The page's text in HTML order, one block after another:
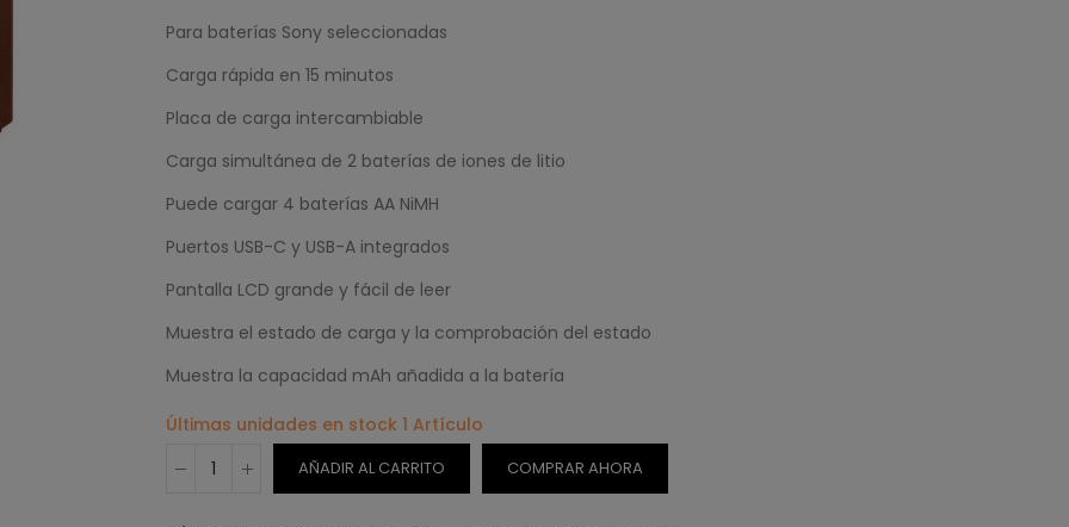
Para baterías Sony seleccionadas
Carga rápida en 15 minutos
Placa de carga intercambiable
Carga simultánea de 2 baterías de iones de litio
Puede cargar 4 baterías AA NiMH
Puertos USB-C y USB-A integrados
Pantalla LCD grande y fácil de leer
Muestra el estado de carga y la comprobación del estado
Muestra la capacidad mAh añadida a la batería
Últimas unidades en stock 1 Artículo
AÑADIR AL CARRITO COMPRAR AHORA